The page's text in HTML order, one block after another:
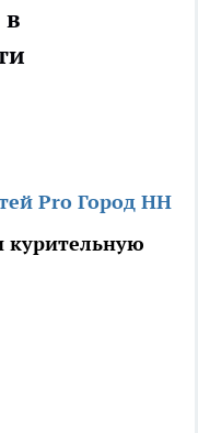
в
Pro Город НН